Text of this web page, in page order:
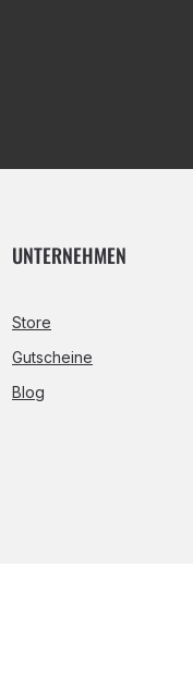
UNTERNEHMEN
Store
Gutscheine
Blog